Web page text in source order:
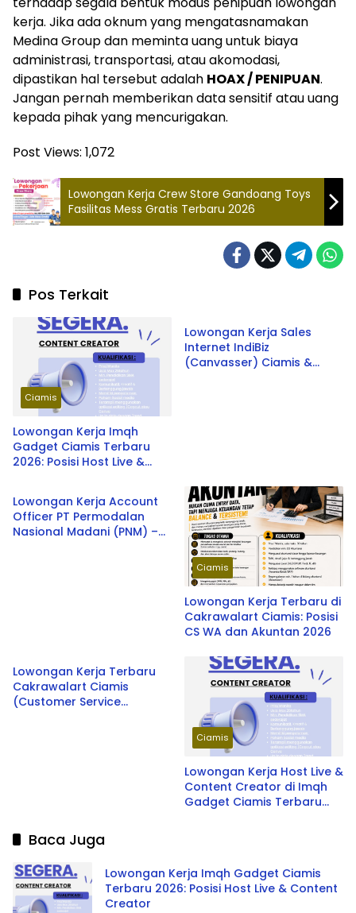
kerja. Jika ada oknum yang mengatasnamakan
Medina Group dan meminta uang untuk biaya
administrasi, transportasi, atau akomodasi,
dipastikan hal tersebut adalah HOAX / PENIPUAN.
Jangan pernah memberikan data sensitif atau uang
kepada pihak yang mencurigakan.
Post Views: 1,072
Lowongan Kerja Crew Store Gandoang Toys
Fasilitas Mess Gratis Terbaru 2026
Pos Terkait
Ciamis
Lowongan Kerja Imqh
Gadget Ciamis Terbaru
2026: Posisi Host Live &
Lowongan Kerja Sales
Internet IndiBiz
(Canvasser) Ciamis &
Banjar
Lowongan Kerja Account
Officer PT Permodalan
Nasional Madani (PNM) –
Ciamis
Lowongan Kerja Terbaru di
Cakrawalart Ciamis: Posisi
CS WA dan Akuntan 2026
Lowongan Kerja Terbaru
Cakrawalart Ciamis
(Customer Service
Ciamis
Lowongan Kerja Host Live &
Content Creator di Imqh
Gadget Ciamis Terbaru
Baca Juga
Lowongan Kerja Imqh Gadget Ciamis
Terbaru 2026: Posisi Host Live & Content
Creator